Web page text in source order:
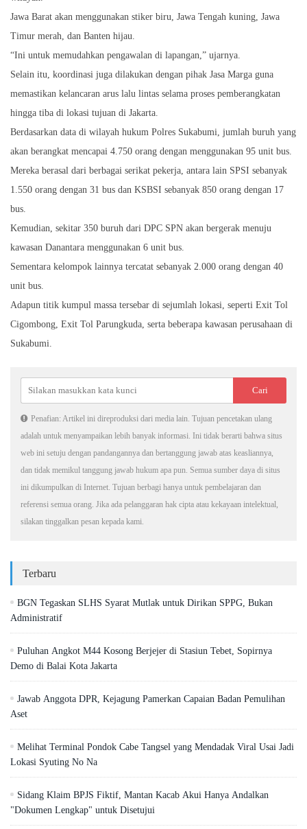
Jawa Barat akan menggunakan stiker biru, Jawa Tengah kuning, Jawa
Timur merah, dan Banten hijau.
“Ini untuk memudahkan pengawalan di lapangan,” ujarnya.
Selain itu, koordinasi juga dilakukan dengan pihak Jasa Marga guna
memastikan kelancaran arus lalu lintas selama proses pemberangkatan
hingga tiba di lokasi tujuan di Jakarta.
Berdasarkan data di wilayah hukum Polres Sukabumi, jumlah buruh yang
akan berangkat mencapai 4.750 orang dengan menggunakan 95 unit bus.
Mereka berasal dari berbagai serikat pekerja, antara lain SPSI sebanyak
1.550 orang dengan 31 bus dan KSBSI sebanyak 850 orang dengan 17
bus.
Kemudian, sekitar 350 buruh dari DPC SPN akan bergerak menuju
kawasan Danantara menggunakan 6 unit bus.
Sementara kelompok lainnya tercatat sebanyak 2.000 orang dengan 40
unit bus.
Adapun titik kumpul massa tersebar di sejumlah lokasi, seperti Exit Tol
Cigombong, Exit Tol Parungkuda, serta beberapa kawasan perusahaan di
Sukabumi.
Penafian: Artikel ini direproduksi dari media lain. Tujuan pencetakan ulang
adalah untuk menyampaikan lebih banyak informasi. Ini tidak berarti bahwa situs
web ini setuju dengan pandangannya dan bertanggung jawab atas keasliannya,
dan tidak memikul tanggung jawab hukum apa pun. Semua sumber daya di situs
ini dikumpulkan di Internet. Tujuan berbagi hanya untuk pembelajaran dan
referensi semua orang. Jika ada pelanggaran hak cipta atau kekayaan intelektual,
silakan tinggalkan pesan kepada kami.
Terbaru
BGN Tegaskan SLHS Syarat Mutlak untuk Dirikan SPPG, Bukan
Administratif
Puluhan Angkot M44 Kosong Berjejer di Stasiun Tebet, Sopirnya
Demo di Balai Kota Jakarta
Jawab Anggota DPR, Kejagung Pamerkan Capaian Badan Pemulihan
Aset
Melihat Terminal Pondok Cabe Tangsel yang Mendadak Viral Usai Jadi
Lokasi Syuting No Na
Sidang Klaim BPJS Fiktif, Mantan Kacab Akui Hanya Andalkan
"Dokumen Lengkap" untuk Disetujui